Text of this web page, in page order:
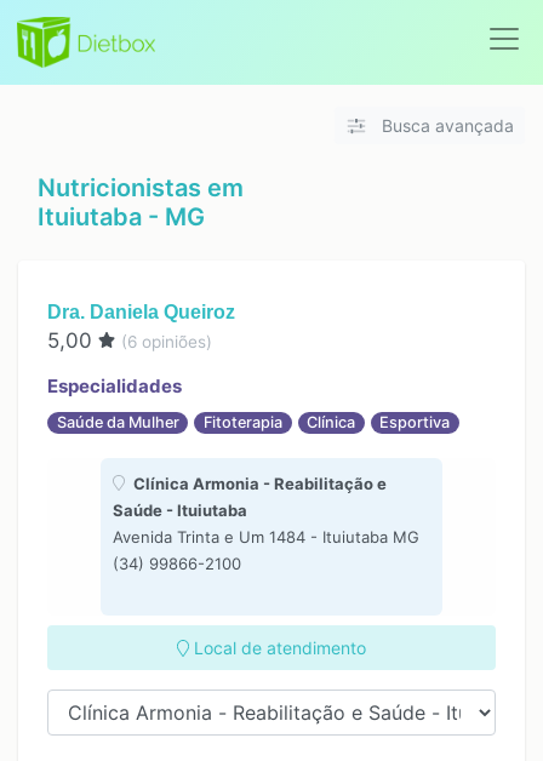
Busca avançada
Nutricionistas em
Ituiutaba - MG
Dra. Daniela Queiroz
5,00 (6 opiniões)
Especialidades
Saúde da Mulher Fitoterapia Clínica Esportiva
Clínica Armonia - Reabilitação e
Saúde - Ituiutaba
Avenida Trinta e Um 1484 - Ituiutaba MG
(34) 99866-2100
Local de atendimento